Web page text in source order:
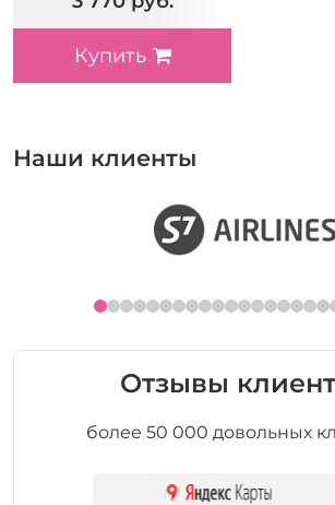
Купить
Наши клиенты
Отзывы
более 50 000 довольных